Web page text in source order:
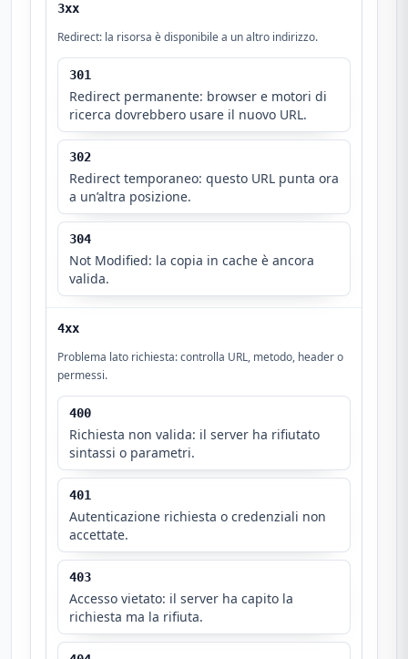
3xx
Redirect: la risorsa è disponibile a un altro indirizzo.
301
Redirect permanente: browser e motori di
ricerca dovrebbero usare il nuovo URL.
302
Redirect temporaneo: questo URL punta ora
a un’altra posizione.
304
Not Modified: la copia in cache è ancora
valida.
4xx
Problema lato richiesta: controlla URL, metodo, header o
permessi.
400
Richiesta non valida: il server ha rifiutato
sintassi o parametri.
401
Autenticazione richiesta o credenziali non
accettate.
403
Accesso vietato: il server ha capito la
richiesta ma la rifiuta.